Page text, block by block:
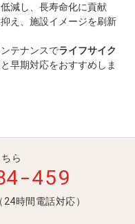
減し、長寿命化に貢献
え、施設イメージを刷新
テナンスでライフサイク
早期対応をおすすめしま
ら
459
時間電話対応）